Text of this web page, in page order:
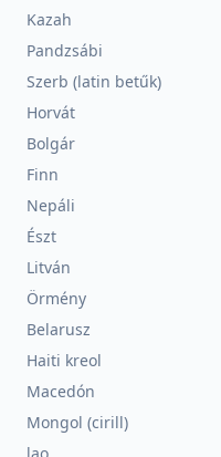
Kazah
Pandzsábi
Szerb (latin betűk)
Horvát
Bolgár
Finn
Nepáli
Észt
Litván
Örmény
Belarusz
Haiti kreol
Macedón
Mongol (cirill)